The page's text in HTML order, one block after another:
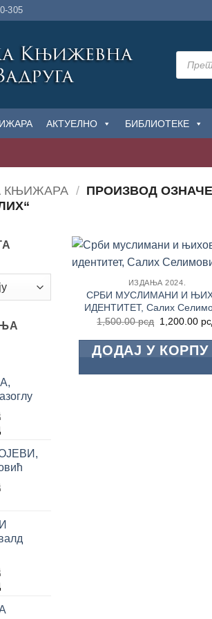
305
Products
search
АКТУЕЛНО БИБЛИОТЕКЕ
КЊИЖАРА / ПРОИЗВОД
је:
1,600.00 рсд.
рсд.
је:
ИЗДАЊА 2024.
СРБИ МУСЛИМАНИ И
ИДЕНТИТЕТ, Салих
1,500.00рсд
је
била:
1,200.00
ДОДАЈ У КОРПУ